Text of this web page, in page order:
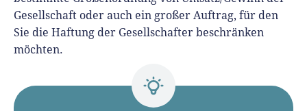
Gesellschaft oder auch ein großer Auftrag, für den
Sie die Haftung der Gesellschafter beschränken
möchten.